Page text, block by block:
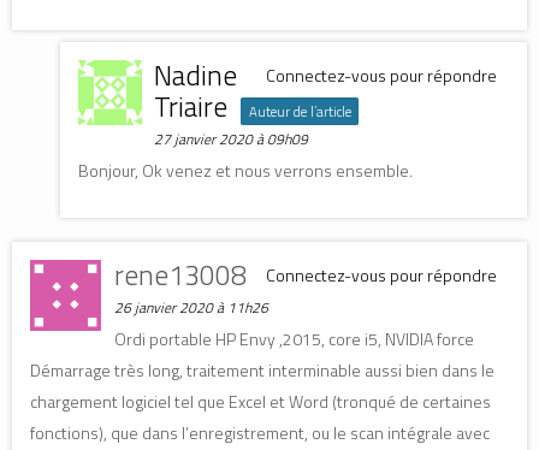
Connectez-vous pour répondre
Nadine
Triaire Auteur de l’article
27 janvier 2020 à 09h09
Bonjour, Ok venez et nous verrons ensemble.
Connectez-vous pour répondre
rene13008
26 janvier 2020 à 11h26
Ordi portable HP Envy ,2015, core i5, NVIDIA force
Démarrage très long, traitement interminable aussi bien dans le
chargement logiciel tel que Excel et Word (tronqué de certaines
fonctions), que dans l’enregistrement, ou le scan intégrale avec